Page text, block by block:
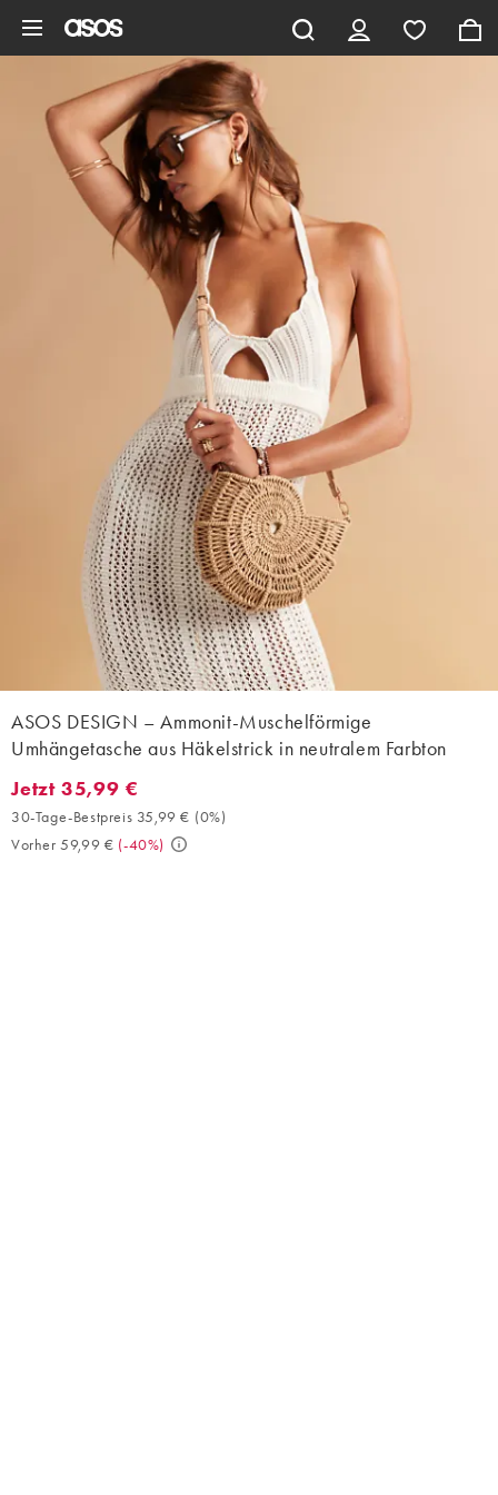
ASOS DESIGN – Ammonit-Muschelförmige
Umhängetasche aus Häkelstrick in neutralem Farbton
Jetzt 35,99 €. 30-Tage-Bestpreis 35,99 € (0%). Vorher 59,99 €.
Jetzt 35,99 €
30-Tage-Bestpreis 35,99 € (0%)
Vorher 59,99 € (-40%)